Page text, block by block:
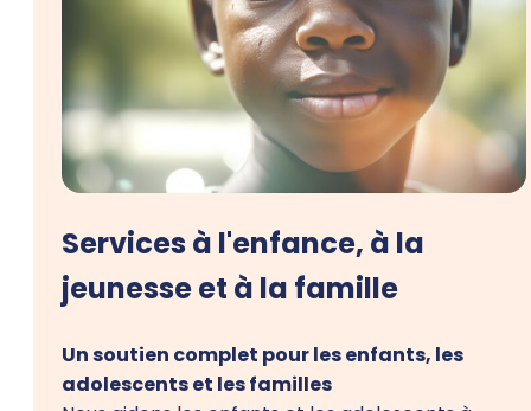
Services à l'enfance, à la
jeunesse et à la famille
Un soutien complet pour les enfants, les
adolescents et les familles